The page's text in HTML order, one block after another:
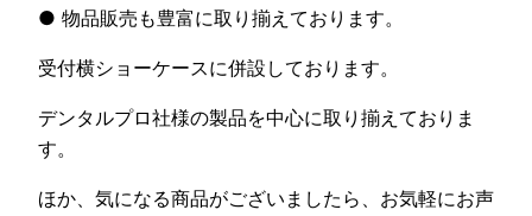
● 物品販売も豊富に取り揃えております。
受付横ショーケースに併設しております。
デンタルプロ社様の製品を中心に取り揃えておりま
す。
ほか、気になる商品がございましたら、お気軽にお声